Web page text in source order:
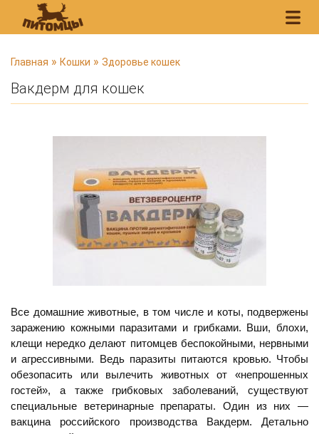
В
ы
з
Главная » Кошки » Здоровье кошек
Вакдерм для кошек
Все домашние животные, в том числе и коты, подвержены
заражению кожными паразитами и грибками. Вши, блохи,
клещи нередко делают питомцев беспокойными, нервными
и агрессивными. Ведь паразиты питаются кровью. Чтобы
обезопасить или вылечить животных от «непрошенных
гостей», а также грибковых заболеваний, существуют
специальные ветеринарные препараты. Один из них —
вакцина российского производства Вакдерм. Детально